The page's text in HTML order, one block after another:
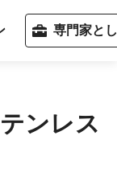
専門家と
ンレス